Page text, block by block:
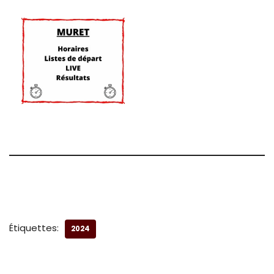
Étiquettes: 2024